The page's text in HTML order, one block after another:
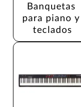
Banquetas
para piano y
teclados